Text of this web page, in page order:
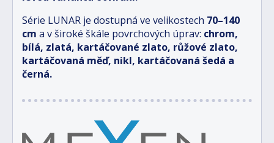
Série LUNAR je dostupná ve velikostech 70–140
cm a v široké škále povrchových úprav: chrom,
bílá, zlatá, kartáčované zlato, růžové zlato,
kartáčovaná měď, nikl, kartáčovaná šedá a
černá.